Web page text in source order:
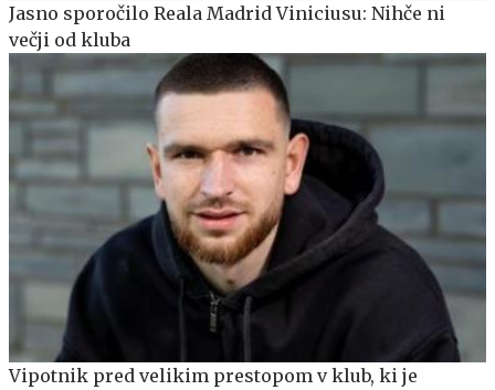
Jasno sporočilo Reala Madrid Viniciusu: Nihče ni
večji od kluba
Vipotnik pred velikim prestopom v klub, ki je